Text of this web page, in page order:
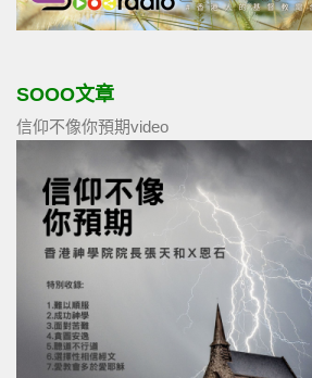
SOOO文章
信仰不像你預期video